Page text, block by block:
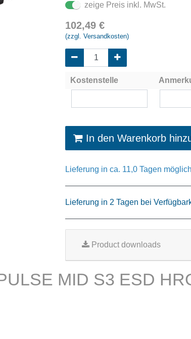
zeige Preis inkl. MwSt.
102,49 €
(zzgl. Versandkosten)
Kostenstelle
In den Warenkorb
Lieferung in ca. 11,0 Tagen möglich
Lieferung in 2 Tagen bei
Product downloads
MID S3 ESD